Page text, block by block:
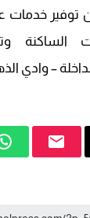
توفير
الساكنة
– وادي